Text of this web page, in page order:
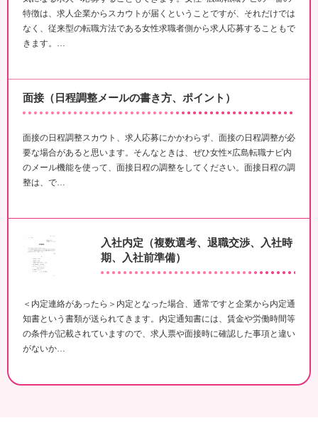
特徴は、求人企業からスカウトが届くということですが、それだけでは
なく、従来型の転職方法である女性求職者側から求人応募することもで
きます。…
面接（日程調整メールの書き方、ポイント）
面接の日程調整スカウト、求人応募にかかわらず、面接の日程調整が必
要な場合があると思います。そんなときは、ぜひ女性×広島転職ナビ内
のメール機能を使って、面接日程の調整をしてください。面接日程の調
整は、で…
入社内定（複数選考、退職交渉、入社時
期、入社前準備）
＜内定連絡があったら＞内定となった場合、通常ですと企業から内定通
知書という書類が送られてきます。内定通知書には、賃金や労働時間等
の条件が記載されていますので、求人票や面接時に確認した事項と違い
がないか…